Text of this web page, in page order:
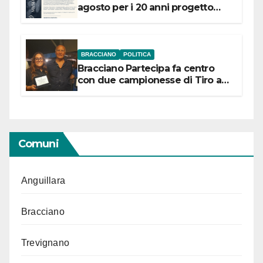
agosto per i 20 anni progetto
BRACCIANO POLITICA
Bracciano Partecipa fa centro
con due campionesse di Tiro a
Comuni
Anguillara
Bracciano
Trevignano